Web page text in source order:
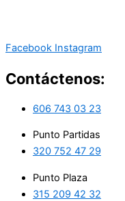
Facebook Instagram
Contáctenos:
606 743 03 23
Punto Partidas
320 752 47 29
Punto Plaza
315 209 42 32